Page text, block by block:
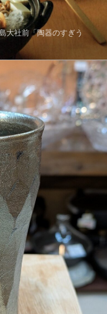
大社前「陶器のすぎう